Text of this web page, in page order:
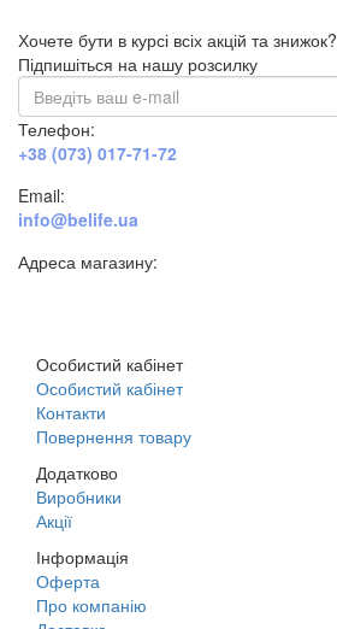
Хочете бути в курсі всіх акцій та знижок?
Підпишіться на нашу розсилку
Телефон:
+38 (073) 017-71-72
Email:
info@belife.ua
Адреса магазину:
Особистий кабінет
Особистий кабінет
Контакти
Повернення товару
Додатково
Виробники
Акції
Інформація
Оферта
Про компанію